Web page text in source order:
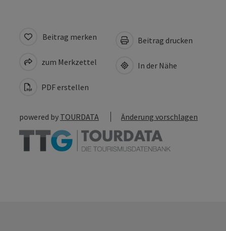
Beitrag merken
zum Merkzettel
PDF erstellen
Beitrag drucken
In der Nähe
powered by TOURDATA Änderung vorschlagen